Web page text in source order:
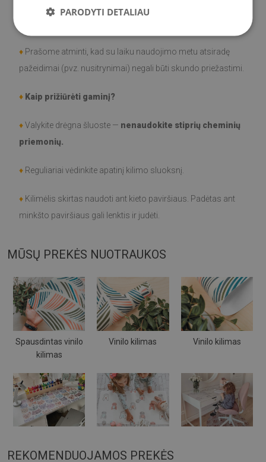
♦ Prašome atminti, kad su laiku naudojimo metu atsiradę
pažeidimai (pvz. nusitrynimai) negali būti skundo priežastimi.
♦ Kaip prižiūrėti gaminį?
♦Valykite drėgna šluoste — nenaudokite stiprių cheminių
priemonių.
♦ Reguliariai vėdinkite apatinį kilimo sluoksnį.
♦ Kilimėlis skirtas naudoti ant kieto paviršiaus. Padėtas ant
minkšto paviršiaus gali lenktis ir judėti.
MŪSŲ PREKĖS NUOTRAUKOS
Spausdintas vinilo
kilimas
Vinilo kilimas Vinilo kilimas
REKOMENDUOJAMOS PREKĖS
PARODYTI DETALIAU